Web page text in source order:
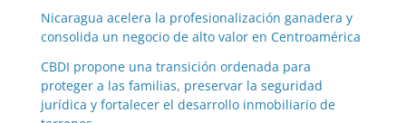
Nicaragua acelera la profesionalización ganadera y
consolida un negocio de alto valor en Centroamérica
CBDI propone una transición ordenada para
proteger a las familias, preservar la seguridad
jurídica y fortalecer el desarrollo inmobiliario de